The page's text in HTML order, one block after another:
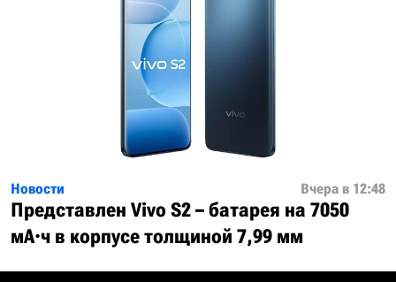
Новости Вчера в 12:48
Представлен Vivo S2 – батарея на 7050
мА·ч в корпусе толщиной 7,99 мм